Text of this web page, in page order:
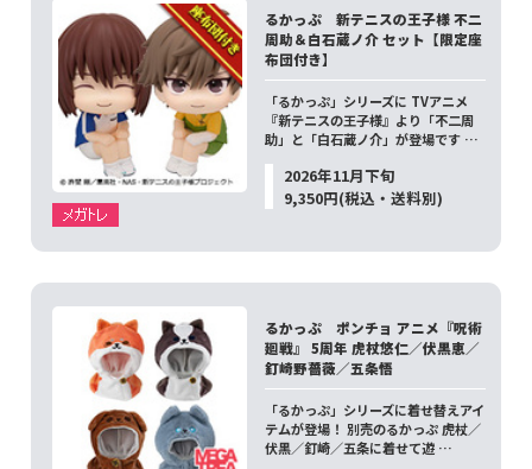
るかっぷ 新テニスの王子様 不二
周助＆白石蔵ノ介 セット【限定座
布団付き】
「るかっぷ」シリーズに TVアニメ
『新テニスの王子様』より「不二周
助」と「白石蔵ノ介」が登場です …
2026年11月下旬
9,350円(税込・送料別)
るかっぷ ポンチョ アニメ『呪術
廻戦』 5周年 虎杖悠仁／伏黒恵／
釘崎野薔薇／五条悟
「るかっぷ」シリーズに着せ替えアイ
テムが登場！ 別売のるかっぷ 虎杖／
伏黒／釘崎／五条に着せて遊 …